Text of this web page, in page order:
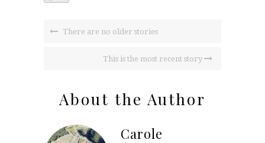
There are no older stories
This is the most recent story
About the Author
Carole